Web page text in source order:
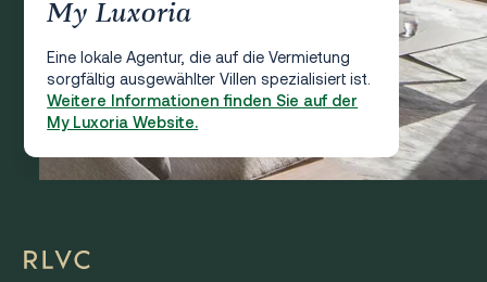
My Luxoria
Eine lokale Agentur, die auf die Vermietung
sorgfältig ausgewählter Villen spezialisiert ist.
Weitere Informationen finden Sie auf der
My Luxoria Website.